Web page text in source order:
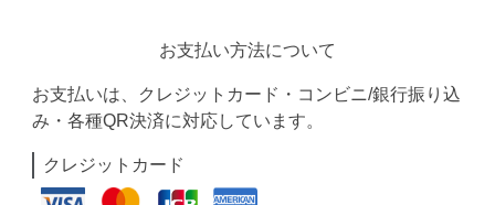
お支払い方法について
お支払いは、クレジットカード・コンビニ/銀行振り込
み・各種QR決済に対応しています。
クレジットカード